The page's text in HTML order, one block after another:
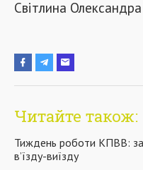
Світлина
Читайте також:
Тиждень роботи КПВВ:
в’їзду-виїзду